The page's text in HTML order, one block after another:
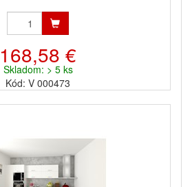
168,58 €
Skladom: > 5 ks
Kód: V 000473